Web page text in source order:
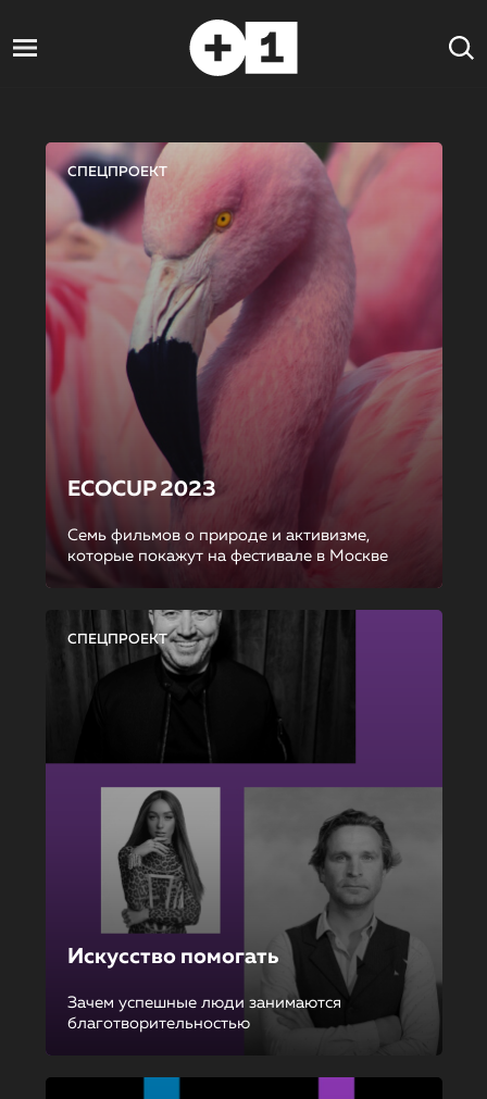
СПЕЦПРОЕКТ
ECOCUP 2023
Семь фильмов о природе и активизме,
которые покажут на фестивале в Москве
СПЕЦПРОЕКТ
Искусство помогать
Зачем успешные люди занимаются
благотворительностью